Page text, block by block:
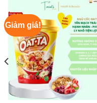
Giảm giá!